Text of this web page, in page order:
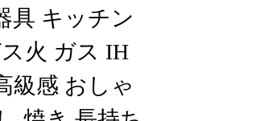
具 キッチン
火 ガス IH
級感 おしゃ